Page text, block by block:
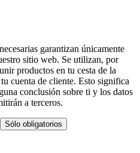
garantizan únicamente
sitio web. Se utilizan, por
productos en tu cesta de la
cuenta de cliente. Esto significa
conclusión sobre ti y los datos
a terceros.
Sólo obligatorios